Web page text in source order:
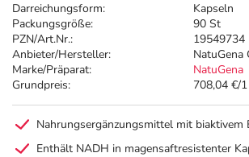
Darreichungsform:
Kapseln
Packungsgröße:
90 St
PZN/Art.Nr.:
19549734
Anbieter/Hersteller:
NatuGena
Marke/Präparat:
NatuGena
Grundpreis:
708,04 €/
Nahrungsergänzungsmittel mit biaktivem
Enthält NADH in magensaftresistenter